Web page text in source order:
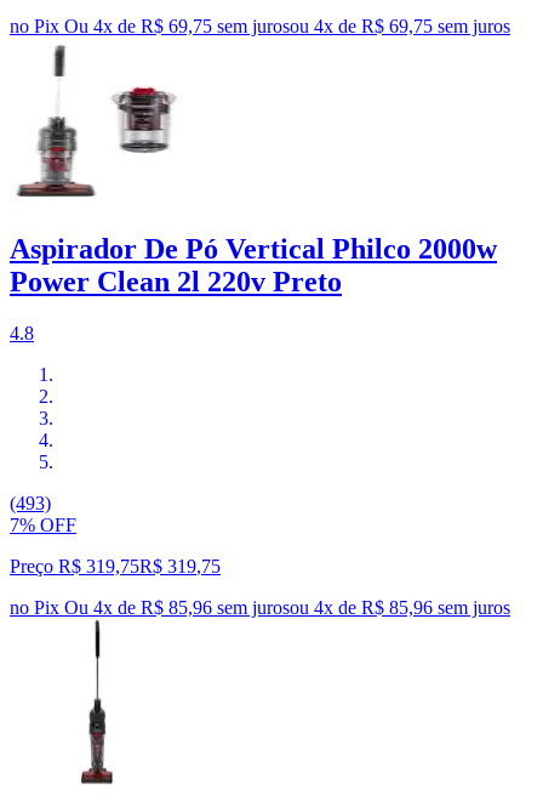
no Pix Ou 4x de R$ 69,75 sem jurosou 4x de R$ 69,75 sem juros
Aspirador De Pó Vertical Philco 2000w
Power Clean 2l 220v Preto
4.8
(493)
7% OFF
Preço R$ 319,75R$ 319,75
no Pix Ou 4x de R$ 85,96 sem jurosou 4x de R$ 85,96 sem juros